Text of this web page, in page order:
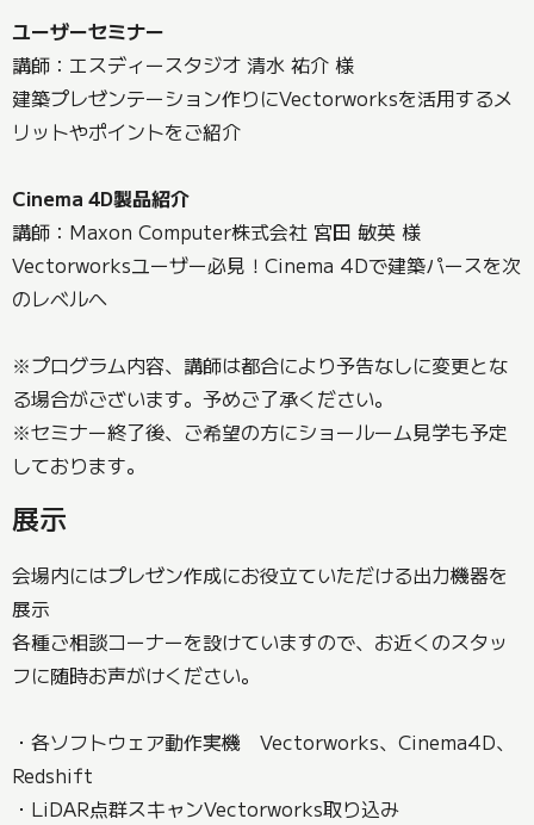
ユーザーセミナー
講師：エスディースタジオ 清水 祐介 様
建築プレゼンテーション作りにVectorworksを活用するメ
リットやポイントをご紹介
Cinema 4D製品紹介
講師：Maxon Computer株式会社 宮田 敏英 様
Vectorworksユーザー必見！Cinema 4Dで建築パースを次
のレベルへ
※プログラム内容、講師は都合により予告なしに変更とな
る場合がございます。予めご了承ください。
※セミナー終了後、ご希望の方にショールーム見学も予定
しております。
展示
会場内にはプレゼン作成にお役立ていただける出力機器を
展示
各種ご相談コーナーを設けていますので、お近くのスタッ
フに随時お声がけください。
・各ソフトウェア動作実機 Vectorworks、Cinema4D、
Redshift
・LiDAR点群スキャンVectorworks取り込み